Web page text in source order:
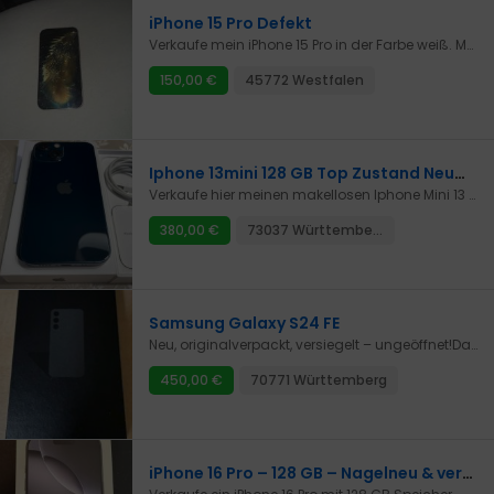
iPhone 15 Pro Defekt
Verkaufe mein iPhone 15 Pro in der Farbe weiß. Mein Bildschirm ist kaputt und das Mainboars soll Defekt sein wurde mir erzählt weil ich mein Display wechseln wollte. Bei Interesse gerne mit Preisvorstellung melden.
150,00 €
45772 Westfalen
Iphone 13mini 128 GB Top Zustand Neuwertig
Verkaufe hier meinen makellosen Iphone Mini 13 128 GB in DARK BLUE .Das Handy wurde nur im Home Office als zweit Handy genutzt mit Hülle und Display Schutz vom Anfang an . Schutz ist noch drauf.Der Zustand ist Neuwertig !!! Akku liegt bei 72 % reicht locker über den Tag da größere Akku wie beim Vorgänger 12 mini . Alles original ,dabei sind :OVPLadekabelSIM PINRechnungfrei in alle Netze , der 13 mini ist einer der besten und der letzten mini Serien von Apple .. Top Empfang , TOP Kamera,TOP Akku ,TOP Haptik und vieles mehr dank Ios 18,5 ....mit Ki Funktionen .Abholung oder Versand möglich!!Überweisung oder Paypal Freunde ..Bitte keine ich bitte dir 300 euro Fragen , weil das Handy in diesem Zustand hat mehr Wert ..
380,00 €
73037 Württemberg
Samsung Galaxy S24 FE
Neu, originalverpackt, versiegelt – ungeöffnet!Das Gerät ist also noch nie benutzt worden und kommt in der Originalverpackung.Details zum Gerät: • Modell: Samsung Galaxy S24 FE • Farbe: Schwarz • Speicher 128 GB • Zustand: Fabrikneu, ungeöffnet • Kein Branding, kein SimlockAbholung bevorzugt, Versand möglich bei Übernahme der Kosten.Privatverkauf.
450,00 €
70771 Württemberg
iPhone 16 Pro – 128 GB – Nagelneu & versiegelt